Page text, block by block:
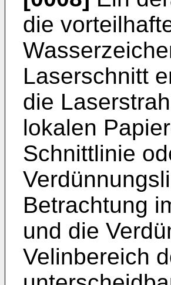
die
Laserschnitt
die
lokalen
Schnittlinie
Betrachtung
und die
Velinbereich